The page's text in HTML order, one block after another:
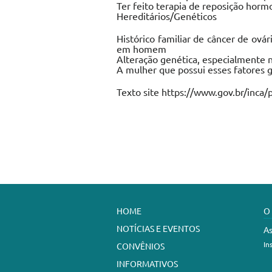
Ter feito terapia de reposição
Hereditários/Genéticos
Histórico familiar de câncer de
em homem
Alteração genética, especialmente
A mulher que possui esses fatores
Texto site https://www.gov.br/
HOME
NOTÍCIAS E EVENTOS
CONVÊNIOS
INFORMATIVOS
O